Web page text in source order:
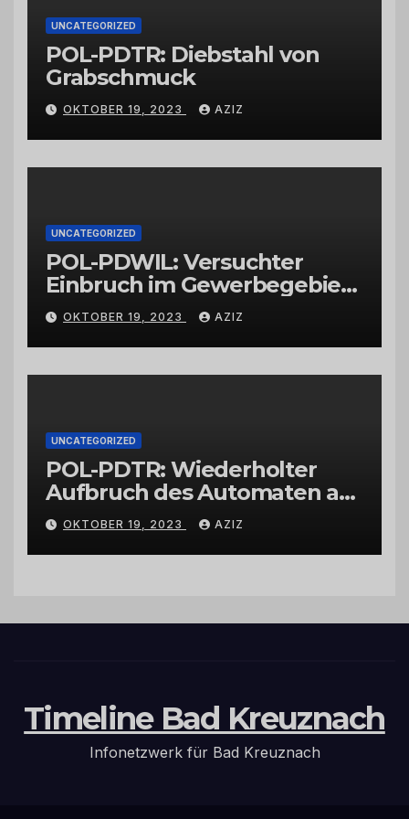
UNCATEGORIZED
POL-PDTR: Diebstahl von
Grabschmuck
OKTOBER 19, 2023 AZIZ
UNCATEGORIZED
POL-PDWIL: Versuchter
Einbruch im Gewerbegebiet
Wittlich
OKTOBER 19, 2023 AZIZ
UNCATEGORIZED
POL-PDTR: Wiederholter
Aufbruch des Automaten am
Wohnmobilstellplatz in
Hermeskeil am Labachweg
OKTOBER 19, 2023 AZIZ
Timeline Bad Kreuznach
Infonetzwerk für Bad Kreuznach